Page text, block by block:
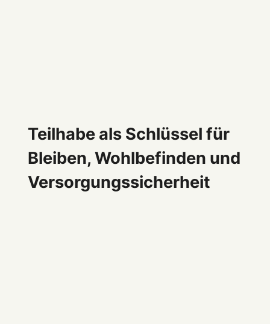
Teilhabe als Schlüssel für
Bleiben, Wohlbefinden und
Versorgungssicherheit